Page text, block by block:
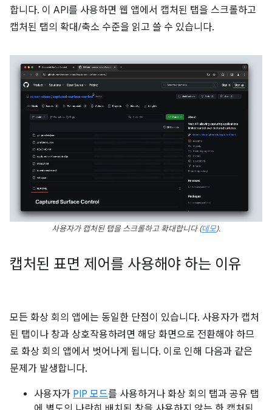
합니다. 이 API를 사용하면 웹 앱에서 캡처된 탭을 스크롤하고
캡처된 탭의 확대/축소 수준을 읽고 쓸 수 있습니다.
사용자가 캡처된 탭을 스크롤하고 확대합니다 (데모).
캡처된 표면 제어를 사용해야 하는 이유
모든 화상 회의 앱에는 동일한 단점이 있습니다. 사용자가 캡처
된 탭이나 창과 상호작용하려면 해당 화면으로 전환해야 하므
로 화상 회의 앱에서 벗어나게 됩니다. 이로 인해 다음과 같은
문제가 발생합니다.
사용자가 PIP 모드를 사용하거나 화상 회의 탭과 공유 탭